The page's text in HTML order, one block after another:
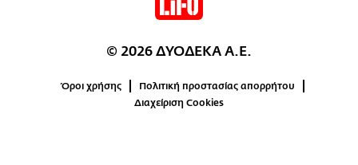
© 2026 ΔΥΟΔΕΚΑ Α.Ε.
Όροι χρήσης
Πολιτική προστασίας απορρήτου
Διαχείριση Cookies